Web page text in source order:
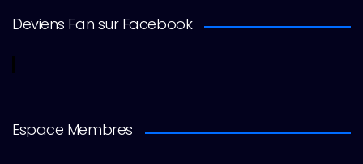
Deviens Fan sur Facebook
Espace Membres